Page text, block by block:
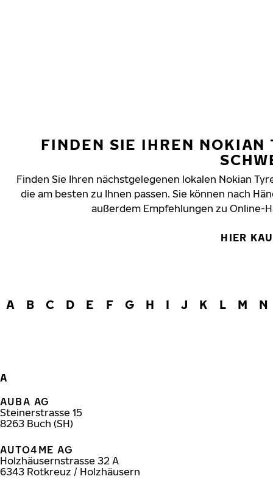
FINDEN SIE IHREN NOKIAN
Finden Sie Ihren nächstgelegenen lokalen Nokian
die am besten zu Ihnen passen. Sie können nach
außerdem Empfehlungen zu Online-
HIER
A B C D E F G H I J K L M N
A
AUBA AG
Steinerstrasse 15
8263 Buch (SH)
AUTO4ME AG
Holzhäusernstrasse 32 A
6343 Rotkreuz / Holzhäusern